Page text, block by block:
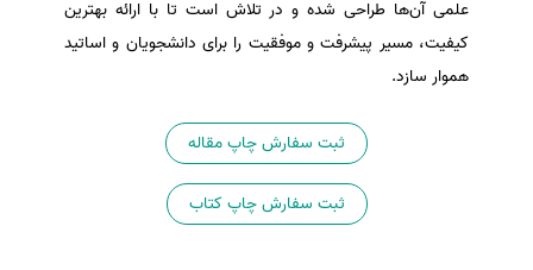
علمی آن‌ها طراحی شده و در تلاش است تا با ارائه بهترین
کیفیت، مسیر پیشرفت و موفقیت را برای دانشجویان و اساتید
هموار سازد.
ثبت سفارش چاپ مقاله
ثبت سفارش چاپ کتاب